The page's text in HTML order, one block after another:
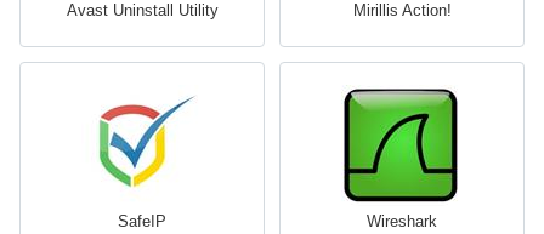
Avast Uninstall Utility Mirillis Action!
SafeIP Wireshark